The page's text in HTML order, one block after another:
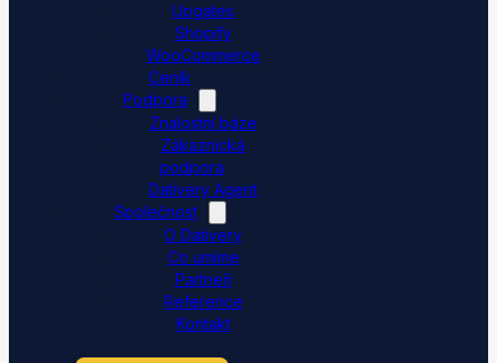
Upgates
Shopify
WooCommerce
Ceník
Podpora
Znalostní báze
Zákaznická
podpora
Dativery Agent
Společnost
O Dativery
Co umíme
Partneři
Reference
Kontakt